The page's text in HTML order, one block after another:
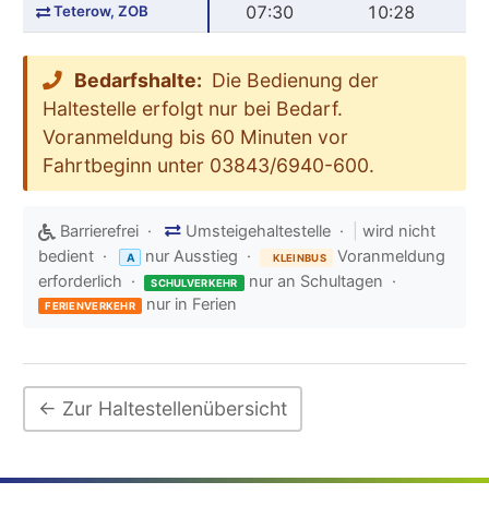
Teterow, ZOB 07:30 10:28
Bedarfshalte: Die Bedienung der
Haltestelle erfolgt nur bei Bedarf.
Voranmeldung bis 60 Minuten vor
Fahrtbeginn unter 03843/6940-600.
Barrierefrei · Umsteigehaltestelle ·
wird nicht
bedient ·
A nur Ausstieg · KLEINBUS
Voranmeldung
erforderlich · SCHULVERKEHR nur an Schultagen ·
FERIENVERKEHR nur in Ferien
← Zur Haltestellenübersicht